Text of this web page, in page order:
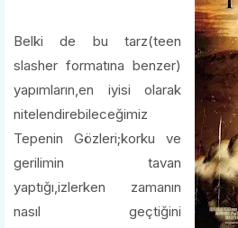
Belki de bu tarz(teen
slasher formatına benzer)
yapımların,en iyisi olarak
nitelendirebileceğimiz
Tepenin Gözleri;korku ve
gerilimin tavan
yaptığı,izlerken zamanın
nasıl geçtiğini